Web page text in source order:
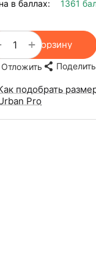
в баллах: 1361
+
В корзину
Отложить
подобрать
Pro